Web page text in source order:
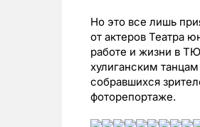
Но это все лишь
от актеров Театра
работе и жизни в
хулиганским
собравшихся
фоторепортаже.